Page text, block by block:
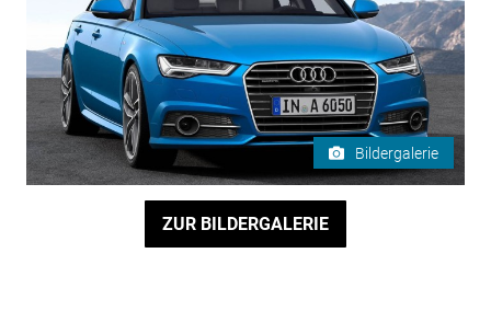
Bildergalerie
ZUR BILDERGALERIE